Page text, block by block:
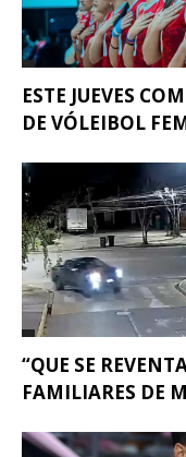
ESTE JUEVES
DE VÓLEIBOL
“QUE SE
FAMILIARES DE